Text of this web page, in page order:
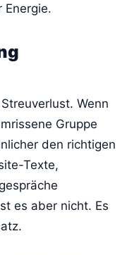
Energie.
Wenn
Gruppe
den richtigen
Texte,
es aber nicht. Es